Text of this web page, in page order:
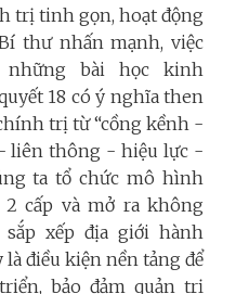
trị tinh gọn, hoạt động
thư nhấn mạnh, việc
bài học kinh
18 có ý nghĩa then
trị từ “cồng kềnh -
liên thông - hiệu lực -
ta tổ chức mô hình
cấp và mở ra không
xếp địa giới hành
điều kiện nền tảng để
bảo đảm quản trị